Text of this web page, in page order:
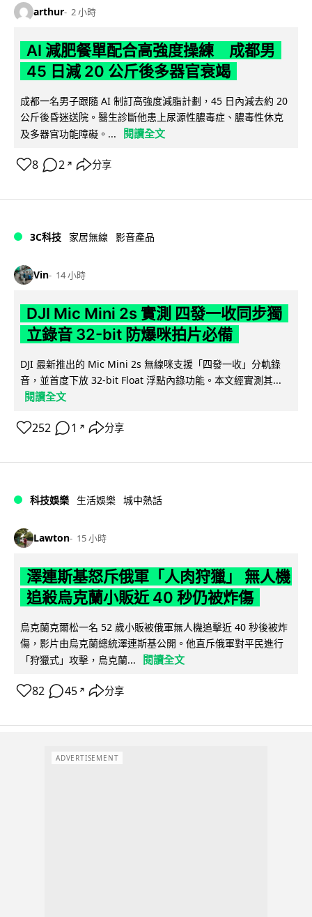
arthur 2 小時
AI 減肥餐單配合高強度操練 成都男
45 日減 20 公斤後多器官衰竭
成都一名男子跟隨 AI 制訂高強度減脂計劃，45 日內減去約 20
公斤後昏迷送院。醫生診斷他患上尿源性膿毒症、膿毒性休克
及多器官功能障礙。...
閱讀全文
8 2 ↗ 分享
3C科技 家居無線 影音產品
Vin 14 小時
DJI Mic Mini 2s 實測 四發一收同步獨
立錄音 32-bit 防爆咪拍片必備
DJI 最新推出的 Mic Mini 2s 無線咪支援「四發一收」分軌錄
音，並首度下放 32-bit Float 浮點內錄功能。本文經實測其...
閱讀全文
252 1 ↗ 分享
科技娛樂 生活娛樂 城中熱話
Lawton 15 小時
澤連斯基怒斥俄軍「人肉狩獵」 無人機
追殺烏克蘭小販近 40 秒仍被炸傷
烏克蘭克爾松一名 52 歲小販被俄軍無人機追擊近 40 秒後被炸
傷，影片由烏克蘭總統澤連斯基公開。他直斥俄軍對平民進行
「狩獵式」攻擊，烏克蘭...
閱讀全文
82 45 ↗ 分享
ADVERTISEMENT